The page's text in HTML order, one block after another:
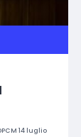
14 luglio